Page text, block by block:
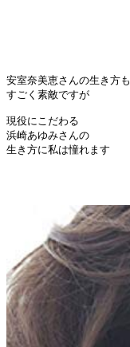
安室奈美恵さんの生き方も
すごく素敵ですが
現役にこだわる
浜崎あゆみさんの
生き方に私は憧れます